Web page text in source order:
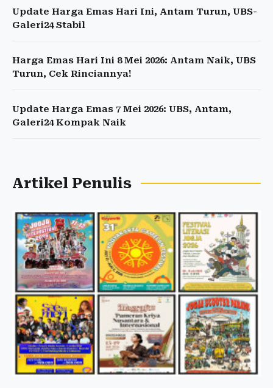
Update Harga Emas Hari Ini, Antam Turun, UBS-
Galeri24 Stabil
Harga Emas Hari Ini 8 Mei 2026: Antam Naik, UBS
Turun, Cek Rinciannya!
Update Harga Emas 7 Mei 2026: UBS, Antam,
Galeri24 Kompak Naik
Artikel Penulis